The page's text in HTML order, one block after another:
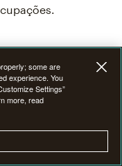
seu
de
as chaves
some are
experience. You
Settings”
more, read